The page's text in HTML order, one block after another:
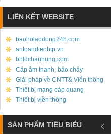
LIÊN KẾT WEBSITE
baoholaodong24h.com
antoandienhtp.vn
bhldchauhung.com
Cáp âm thanh, báo cháy
Giải pháp về CNTT& Viễn thông
Thiết bị mạng cáp quang
Thiết bị viễn thông
SẢN PHẨM TIÊU BIỂU